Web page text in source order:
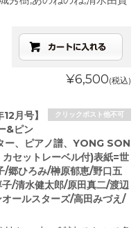
¥6,500(税込)
クリックポスト他不可
月号】
&ピン
ー、ピアノ譜、YONG SON
セットレーベル付)表紙=世
/郷ひろみ/榊原郁恵/野口五
/清水健太郎/原田真二/渡辺
ールスターズ/高田みづえ/